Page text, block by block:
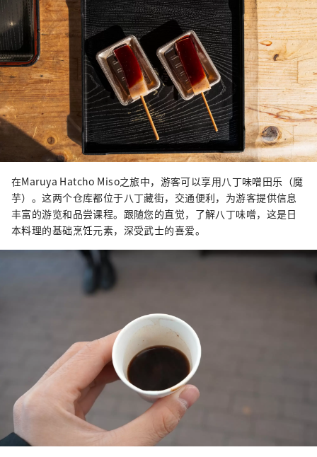
在Maruya Hatcho Miso之旅中，游客可以享用八丁味噌田乐（魔
芋）。这两个仓库都位于八丁藏街，交通便利，为游客提供信息
丰富的游览和品尝课程。跟随您的直觉，了解八丁味噌，这是日
本料理的基础烹饪元素，深受武士的喜爱。